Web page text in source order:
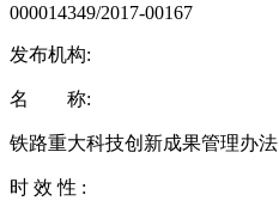
000014349/2017-00167
发布机构:
名 称:
铁路重大科技创新成果管理办法
时 效 性 :